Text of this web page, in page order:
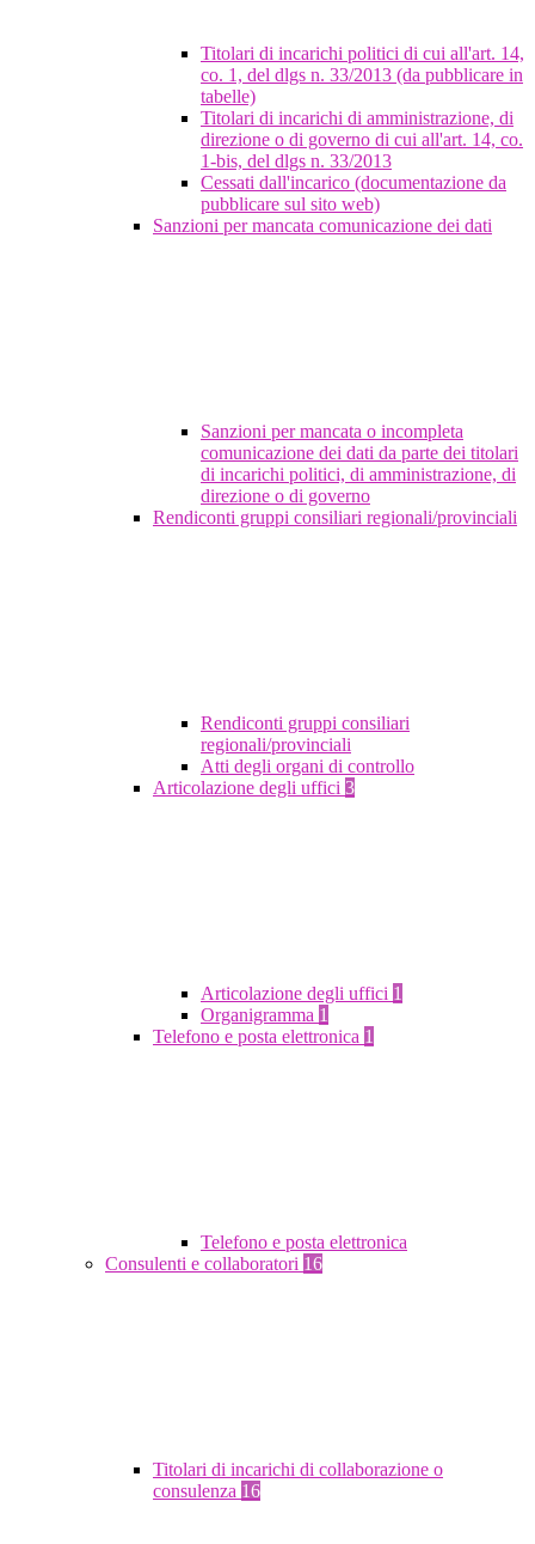
Titolari di incarichi politici di cui all'art. 14,
co. 1, del dlgs n. 33/2013 (da pubblicare in
tabelle)
Titolari di incarichi di amministrazione, di
direzione o di governo di cui all'art. 14, co.
1-bis, del dlgs n. 33/2013
Cessati dall'incarico (documentazione da
pubblicare sul sito web)
Sanzioni per mancata comunicazione dei dati
Sanzioni per mancata o incompleta
comunicazione dei dati da parte dei titolari
di incarichi politici, di amministrazione, di
direzione o di governo
Rendiconti gruppi consiliari regionali/provinciali
Rendiconti gruppi consiliari
regionali/provinciali
Atti degli organi di controllo
Articolazione degli uffici 3
Articolazione degli uffici 1
Organigramma 1
Telefono e posta elettronica 1
Telefono e posta elettronica
Consulenti e collaboratori 16
Titolari di incarichi di collaborazione o
consulenza 16